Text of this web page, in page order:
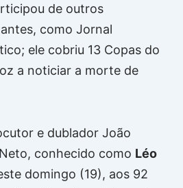
de outros
como Jornal
ele cobriu 13 Copas do
a noticiar a morte de
e dublador João
conhecido como Léo
domingo (19), aos 92